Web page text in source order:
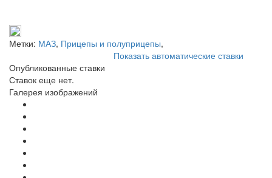
Метки: МАЗ, Прицепы и полуприцепы,
Показать автоматические ставки
Опубликованные ставки
Ставок еще нет.
Галерея изображений